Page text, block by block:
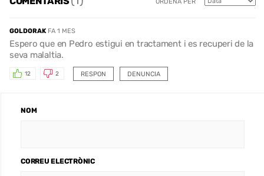
ORDENA PER
GOLDORAK FA 1 MES
Espero que en Pedro estigui en tractament i es recuperi de la
seva malaltia.
RESPON
12 2 DENUNCIA
NOM
CORREU ELECTRÒNIC